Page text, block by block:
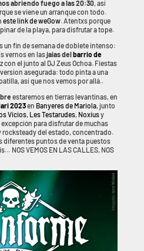
abriendo fuego a las 20:30, así
se viene un arranque con todo.
este link de weGow. Atentxs porque
de la playa, para disfrutar a tope.
un fin de semana de doblete intenso:
vernos en lasjaias delbarrio de
con el junto al DJ Zeus Ochoa. Fiestas
asegurada: todo pinta a una
así que nos vemos por allá..
estaremos en tierras levantinas, en
2023en Banyeres de Mariola, junto
Vicios, Les Testarudes, Noxiusy
para disfrutar de muchas
rocksteady del estado, concentrado.
diferentes puntos de venta puestos
NOS VEMOS EN LAS CALLES, NOS